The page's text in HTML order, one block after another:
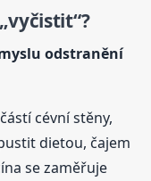
odstranění
cévní stěny,
dietou, čajem
se zaměřuje